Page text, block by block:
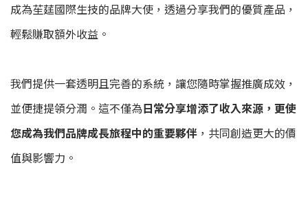
成為苼莛國際生技的品牌大使，透過分享我們的優質產品，
輕鬆賺取額外收益。
我們提供一套透明且完善的系統，讓您隨時掌握推廣成效，
並便捷提領分潤。這不僅為日常分享增添了收入來源，更使
您成為我們品牌成長旅程中的重要夥伴 ，共同創造更大的價
值與影響力。